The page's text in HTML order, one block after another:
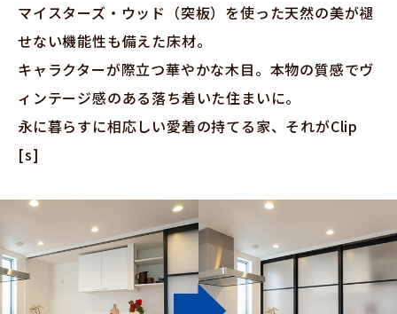
マイスターズ・ウッド（突板）を使った天然の美が褪
せない機能性も備えた床材。
キャラクターが際立つ華やかな木目。本物の質感でヴ
ィンテージ感のある落ち着いた住まいに。
永に暮らすに相応しい愛着の持てる家、それがClip
[s]